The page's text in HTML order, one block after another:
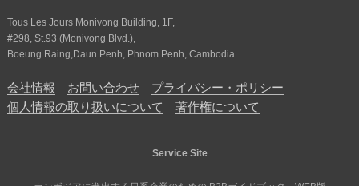
Tous Les Jours Monivong Building, 1F,
#298, St.93 (Monivong Blvd.),
Boeung Raing,Daun Penh, Phnom Penh, Cambodia
会社情報 お問い合わせ
プライバシー・ポリシー
個人情報の取り扱いについて
著作権について
Service Site